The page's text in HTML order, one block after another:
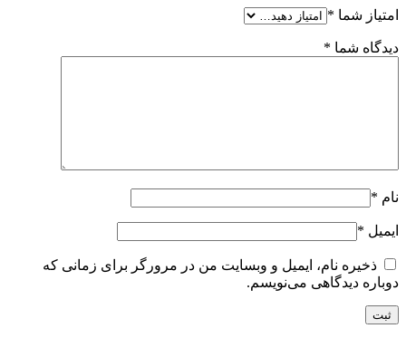
امتیاز شما *
دیدگاه شما *
نام *
ایمیل *
ذخیره نام، ایمیل و وبسایت من در مرورگر برای زمانی که
دوباره دیدگاهی می‌نویسم.